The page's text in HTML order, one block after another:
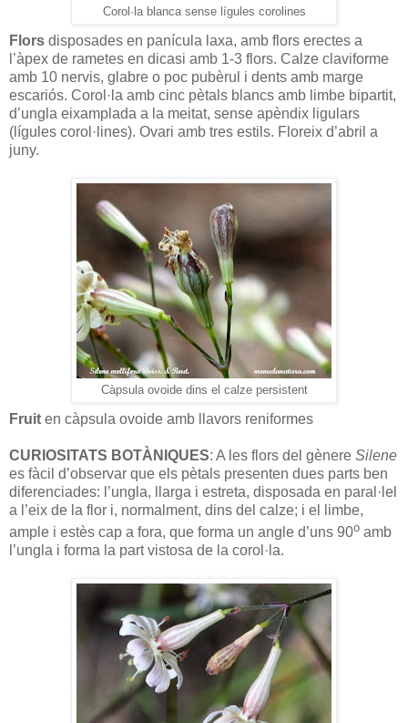
Corol·la blanca sense lígules corolines
Flors disposades en panícula laxa, amb flors erectes a
l’àpex de rametes en dicasi amb 1-3 flors. Calze claviforme
amb 10 nervis, glabre o poc pubèrul i dents amb marge
escariós. Corol·la amb cinc pètals blancs amb limbe bipartit,
d’ungla eixamplada a la meitat, sense apèndix ligulars
(lígules corol·lines). Ovari amb tres estils. Floreix d’abril a
juny.
Càpsula ovoide dins el calze persistent
Fruit en càpsula ovoide amb llavors reniformes
CURIOSITATS BOTÀNIQUES: A les flors del gènere Silene
es fàcil d’observar que els pètals presenten dues parts ben
diferenciades: l’ungla, llarga i estreta, disposada en paral·lel
a l’eix de la flor i, normalment, dins del calze; i el limbe,
ample i estès cap a fora, que forma un angle d’uns 90o amb
l’ungla i forma la part vistosa de la corol·la.